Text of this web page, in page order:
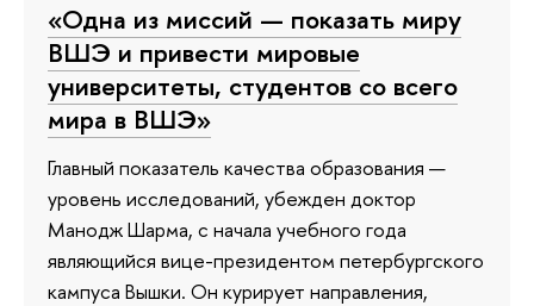
«Одна из миссий — показать миру
ВШЭ и привести мировые
университеты, студентов со всего
мира в ВШЭ»
Главный показатель качества образования —
уровень исследований, убежден доктор
Манодж Шарма, с начала учебного года
являющийся вице-президентом петербургского
кампуса Вышки. Он курирует направления,